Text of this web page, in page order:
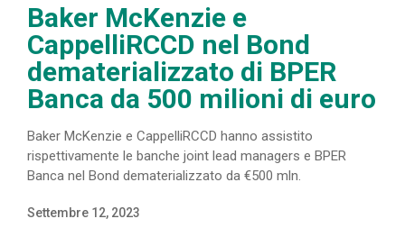
Baker McKenzie e
CappelliRCCD nel Bond
dematerializzato di BPER
Banca da 500 milioni di euro
Baker McKenzie e CappelliRCCD hanno assistito
rispettivamente le banche joint lead managers e BPER
Banca nel Bond dematerializzato da €500 mln.
Settembre 12, 2023